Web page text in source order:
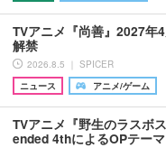
TVアニメ『尚善』2027年
解禁
2026.8.5 ｜ SPICER
ニュース
アニメ/ゲーム
TVアニメ『野生のラスボ
ended 4thによるOPテー